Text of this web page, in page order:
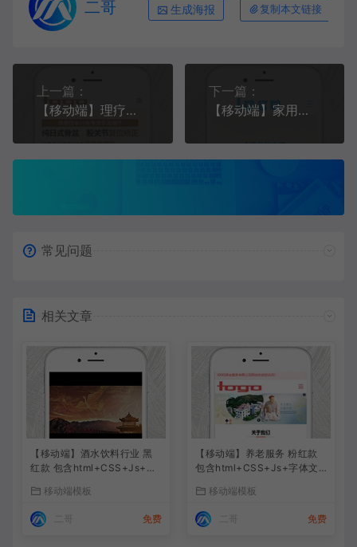
二哥 生成海报 复制本文链接
上一篇：
【移动端】理疗中心 浅棕款 包含html+CSS+Js+字体文件全套
下一篇：
【移动端】家用电器 蓝色款 包含html+CSS+Js+字体文件全套
常见问题
相关文章
【移动端】酒水饮料行业 黑
红款 包含html+CSS+Js+字
移动端模板
免费
【移动端】养老服务 粉红款
包含html+CSS+Js+字体文
移动端模板
免费